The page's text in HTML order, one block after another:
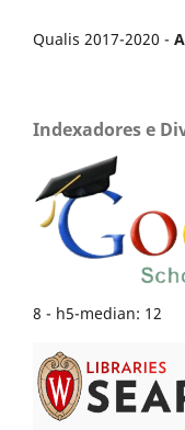
Qualis 2017-2020 -
Indexadores e
8 - h5-median: 12